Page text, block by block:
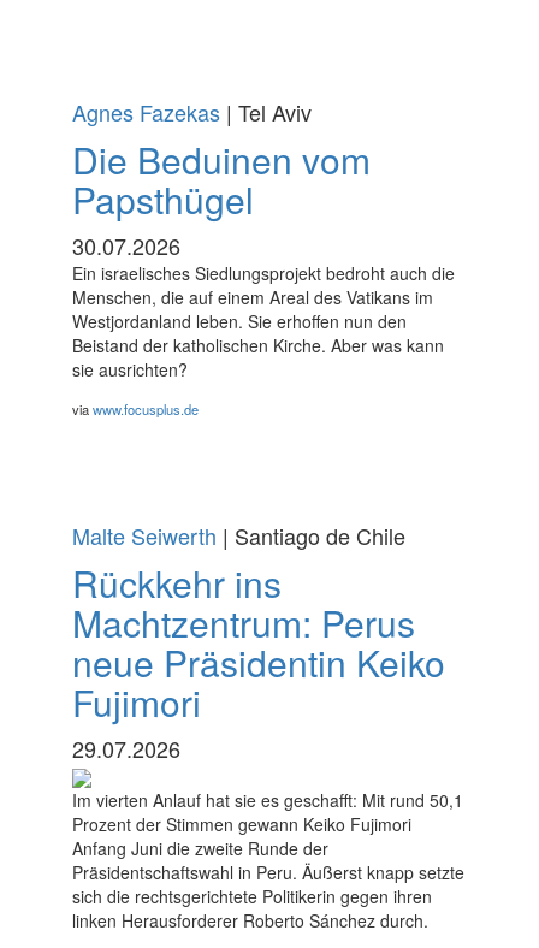
Agnes Fazekas | Tel Aviv
Die Beduinen vom
Papsthügel
30.07.2026
Ein israelisches Siedlungsprojekt bedroht auch die
Menschen, die auf einem Areal des Vatikans im
Westjordanland leben. Sie erhoffen nun den
Beistand der katholischen Kirche. Aber was kann
sie ausrichten?
viawww.focusplus.de
Malte Seiwerth | Santiago de Chile
Rückkehr ins
Machtzentrum: Perus
neue Präsidentin Keiko
Fujimori
29.07.2026
Im vierten Anlauf hat sie es geschafft: Mit rund 50,1
Prozent der Stimmen gewann Keiko Fujimori
Anfang Juni die zweite Runde der
Präsidentschaftswahl in Peru. Äußerst knapp setzte
sich die rechtsgerichtete Politikerin gegen ihren
linken Herausforderer Roberto Sánchez durch.